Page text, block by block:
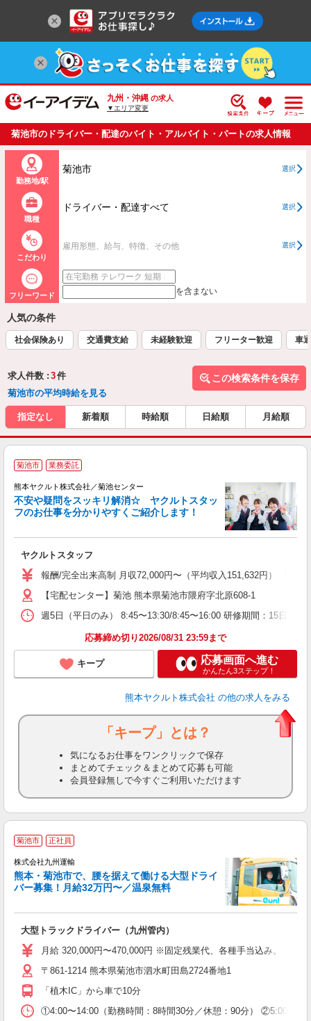
九州・沖縄 の求人
▼エリア変更
菊池市のドライバー・配達のバイト・アルバイト・パートの求人情報
一覧
勤務地/駅
菊池市 選択
職種
ドライバー・配達すべて 選択
こだわり
雇用形態、給与、特徴、その他 選択
フリーワード を含まない
人気の条件
社会保険あり 交通費支給 未経験歓迎 フリーター歓迎 車
求人件数 : 3件
菊池市の平均時給を見る
この検索条件を保存
指定なし 新着順 時給順 日給順 月給順
菊池市 業務委託
熊本ヤクルト株式会社／菊池センター
不安や疑問をスッキリ解消☆ ヤクルトスタッ
フのお仕事を分かりやすくご紹介します！
ヤクルトスタッフ
報酬/完全出来高制 月収72,000円〜（平均収入151,632円） 「
【宅配センター】菊池 熊本県菊池市隈府字北原608-1
週5日（平日のみ） 8:45〜13:30/8:45〜16:00 研修期間：15日／日
応募締め切り2026/08/31 23:59まで
キープ 応募画面へ進む
かんたん3ステップ！
熊本ヤクルト株式会社 の他の求人をみる
「キープ」とは？
気になるお仕事をワンクリックで保存
まとめてチェック＆まとめて応募も可能
会員登録無しで今すぐご利用いただけます
菊池市 正社員
株式会社九州運輸
熊本・菊池市で、腰を据えて働ける大型ドライ
バー募集！月給32万円〜／温泉無料
大型トラックドライバー（九州管内）
月給 320,000円〜470,000円 ※固定残業代、各種手当込み。
〒861-1214 熊本県菊池市泗水町田島2724番地1
「植木IC」から車で10分
①4:00〜14:00（勤務時間：8時間30分／休憩：90分） ②5:00〜